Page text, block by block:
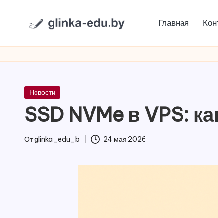
Перейти
g
li
n
k
a
-
Главная
Опубликовано
Новости
SSD NVMe в VPS:
Запись
Отglinka_edu_b 24 мая 2026